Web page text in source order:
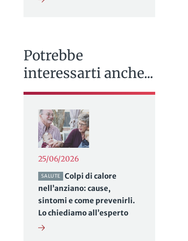
Potrebbe
interessarti anche...
25/06/2026
SALUTE
Colpi di calore
nell’anziano: cause,
sintomi e come prevenirli.
Lo chiediamo all’esperto